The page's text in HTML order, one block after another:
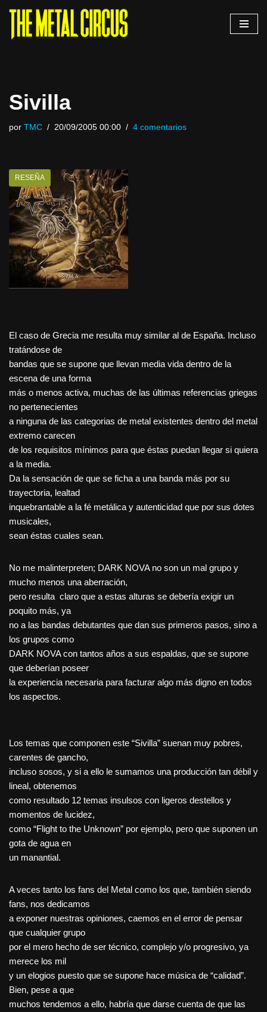
Saltar
Sivilla
por TMC 20/09/2005 00:00 4 comentarios
RESEÑA
El caso de Grecia me resulta muy similar al de España. Incluso
tratándose de
bandas que se supone que llevan media vida dentro de la
escena de una forma
más o menos activa, muchas de las últimas referencias griegas
no pertenecientes
a ninguna de las categorias de metal existentes dentro del metal
extremo carecen
de los requisitos mínimos para que éstas puedan llegar si quiera
a la media.
Da la sensación de que se ficha a una banda más por su
trayectoria, lealtad
inquebrantable a la fé metálica y autenticidad que por sus dotes
musicales,
sean éstas cuales sean.
No me malinterpreten; DARK NOVA no son un mal grupo y
mucho menos una aberración,
pero resulta claro que a estas alturas se debería exigir un
poquito más, ya
no a las bandas debutantes que dan sus primeros pasos, sino a
los grupos como
DARK NOVA con tantos años a sus espaldas, que se supone
que deberían poseer
la experiencia necesaria para facturar algo más digno en todos
los aspectos.
Los temas que componen este “Sivilla” suenan muy pobres,
carentes de gancho,
incluso sosos, y si a ello le sumamos una producción tan débil y
lineal, obtenemos
como resultado 12 temas insulsos con ligeros destellos y
momentos de lucidez,
como “Flight to the Unknown” por ejemplo, pero que suponen un
gota de agua en
un manantial.
A veces tanto los fans del Metal como los que, también siendo
fans, nos dedicamos
a exponer nuestras opiniones, caemos en el error de pensar
que cualquier grupo
por el mero hecho de ser técnico, complejo y/o progresivo, ya
merece los mil
y un elogios puesto que se supone hace música de “calidad”.
Bien, pese a que
muchos tendemos a ello, habría que darse cuenta de que las